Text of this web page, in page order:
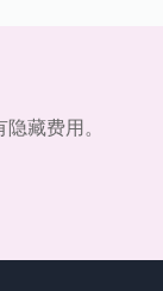
藏费用。